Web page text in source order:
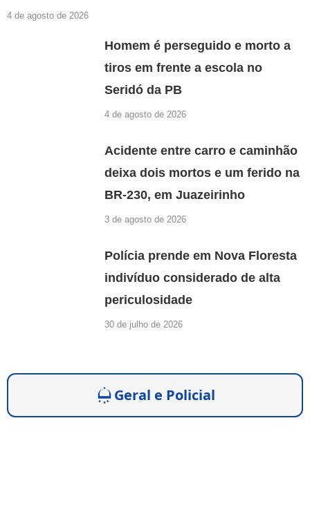
4 de agosto de 2026
Homem é perseguido e morto a
tiros em frente a escola no
Seridó da PB
4 de agosto de 2026
Acidente entre carro e caminhão
deixa dois mortos e um ferido na
BR-230, em Juazeirinho
3 de agosto de 2026
Polícia prende em Nova Floresta
indivíduo considerado de alta
periculosidade
30 de julho de 2026
Geral e Policial